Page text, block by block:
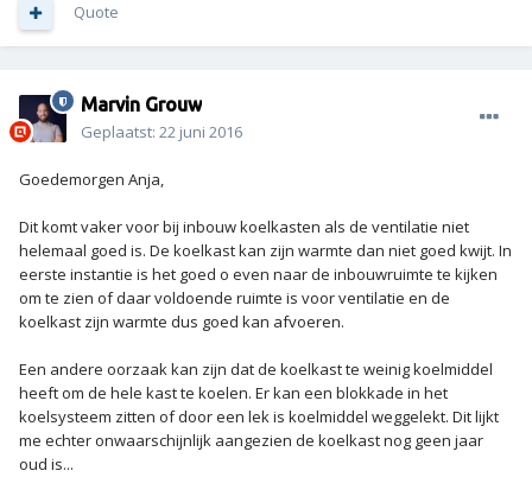
Quote
Marvin Grouw
Geplaatst: 22 juni 2016
Goedemorgen Anja,
Dit komt vaker voor bij inbouw koelkasten als de ventilatie niet
helemaal goed is. De koelkast kan zijn warmte dan niet goed kwijt. In
eerste instantie is het goed o even naar de inbouwruimte te kijken
om te zien of daar voldoende ruimte is voor ventilatie en de
koelkast zijn warmte dus goed kan afvoeren.
Een andere oorzaak kan zijn dat de koelkast te weinig koelmiddel
heeft om de hele kast te koelen. Er kan een blokkade in het
koelsysteem zitten of door een lek is koelmiddel weggelekt. Dit lijkt
me echter onwaarschijnlijk aangezien de koelkast nog geen jaar
oud is...